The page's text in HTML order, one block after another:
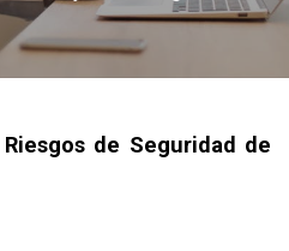
de Seguridad de